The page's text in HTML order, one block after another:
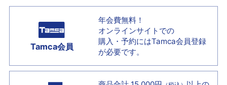
Tamca会員
年会費無料！
オンラインサイトでの
購入・予約にはTamca会員登録
が必要です。